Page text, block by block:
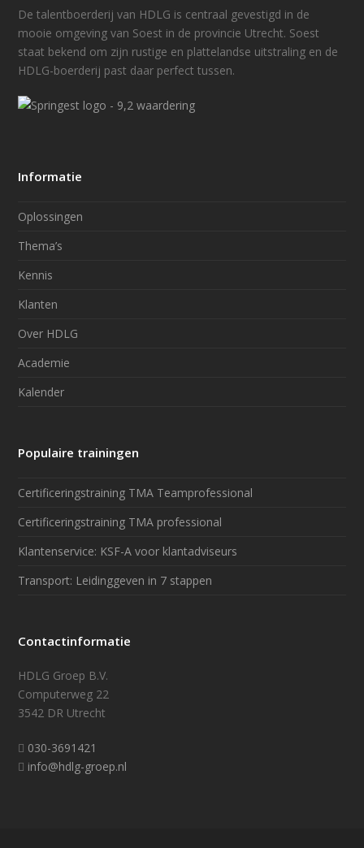
De talentboerderij van HDLG is centraal gevestigd in de
mooie omgeving van Soest in de provincie Utrecht. Soest
staat bekend om zijn rustige en plattelandse uitstraling en de
HDLG-boerderij past daar perfect tussen.
Informatie
Oplossingen
Thema’s
Kennis
Klanten
Over HDLG
Academie
Kalender
Populaire trainingen
Certificeringstraining TMA Teamprofessional
Certificeringstraining TMA professional
Klantenservice: KSF-A voor klantadviseurs
Transport: Leidinggeven in 7 stappen
Contactinformatie
HDLG Groep B.V.
Computerweg 22
3542 DR Utrecht
030-3691421
info@hdlg-groep.nl